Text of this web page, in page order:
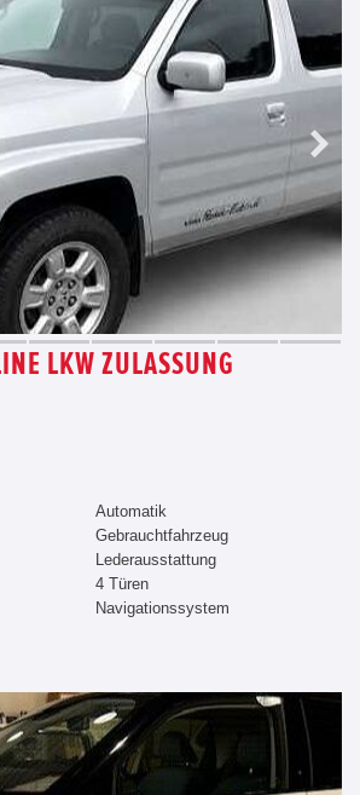
LKW ZULASSUNG
Automatik
Gebrauchtfahrzeug
Lederausstattung
4 Türen
Navigationssystem